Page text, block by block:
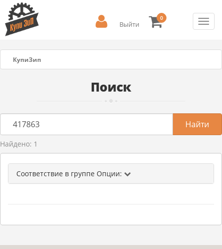
Выйти
0
КупиЗип
Поиск
Найдено: 1
Соответствие в группе Опции: